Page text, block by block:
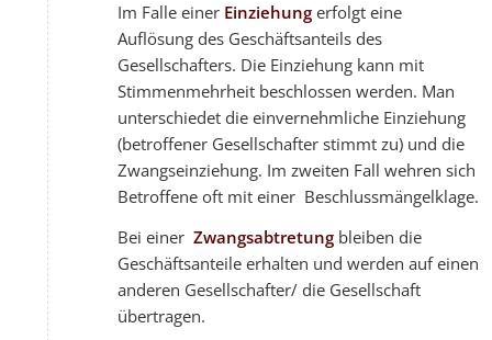
Im Falle einer Einziehungerfolgt eine
Auflösung des Geschäftsanteils des
Gesellschafters. Die Einziehung kann mit
Stimmenmehrheit beschlossen werden. Man
unterschiedet die einvernehmliche Einziehung
(betroffener Gesellschafter stimmt zu) und die
Zwangseinziehung. Im zweiten Fall wehren sich
Betroffene oft mit einer Beschlussmängelklage.
Bei einerZwangsabtretung bleiben die
Geschäftsanteile erhalten und werden auf einen
anderen Gesellschafter/ die Gesellschaft
übertragen.